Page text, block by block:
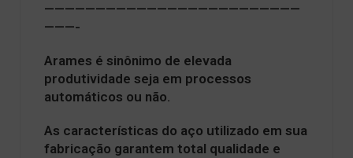
—————————————————————————
———-
Arames é sinônimo de elevada
produtividade seja em processos
automáticos ou não.
As características do aço utilizado em sua
fabricação garantem total qualidade e